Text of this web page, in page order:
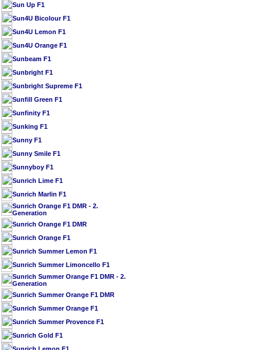
Sun Up F1
Sun4U Bicolour F1
Sun4U Lemon F1
Sun4U Orange F1
Sunbeam F1
Sunbright F1
Sunbright Supreme F1
Sunfill Green F1
Sunfinity F1
Sunking F1
Sunny F1
Sunny Smile F1
Sunnyboy F1
Sunrich Lime F1
Sunrich Marlin F1
Sunrich Orange F1 DMR - 2.
Generation
Sunrich Orange F1 DMR
Sunrich Orange F1
Sunrich Summer Lemon F1
Sunrich Summer Limoncello F1
Sunrich Summer Orange F1 DMR - 2.
Generation
Sunrich Summer Orange F1 DMR
Sunrich Summer Orange F1
Sunrich Summer Provence F1
Sunrich Gold F1